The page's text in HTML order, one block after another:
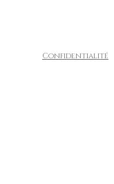
Confidentialité